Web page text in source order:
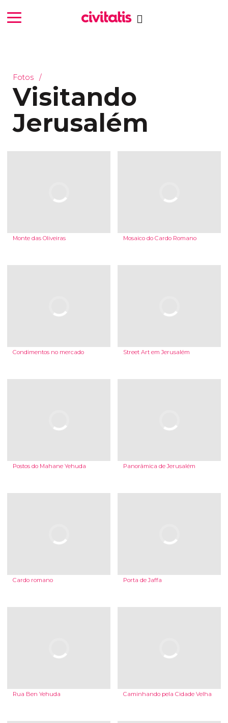
Fotos
Visitando
Jerusalém
Monte das Oliveiras Mosaico do Cardo Romano
Condimentos no mercado Street Art em Jerusalém
Postos do Mahane Yehuda Panorâmica de Jerusalém
Cardo romano Porta de Jaffa
Rua Ben Yehuda Caminhando pela Cidade Velha